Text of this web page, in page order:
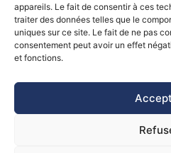
appareils. Le fait de consentir à ces
traiter des données telles que le
uniques sur ce site. Le fait de ne pas
consentement peut avoir un effet
et fonctions.
©Pôle Alpin d’études et de